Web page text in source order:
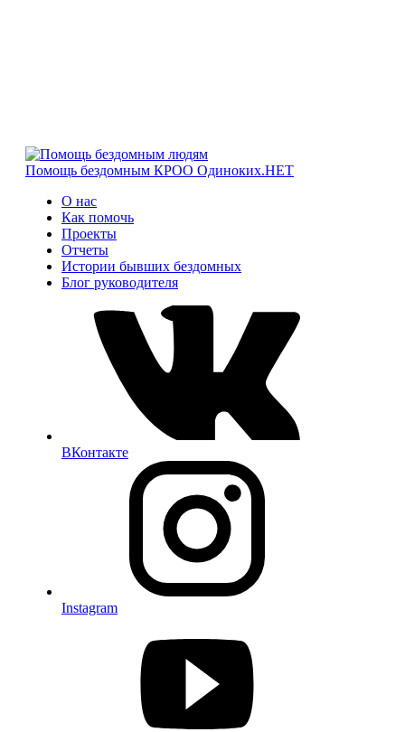
Помощь бездомным КРОО Одиноких.НЕТ
О нас
Как помочь
Проекты
Отчеты
Истории бывших бездомных
Блог руководителя
ВКонтакте
Instagram